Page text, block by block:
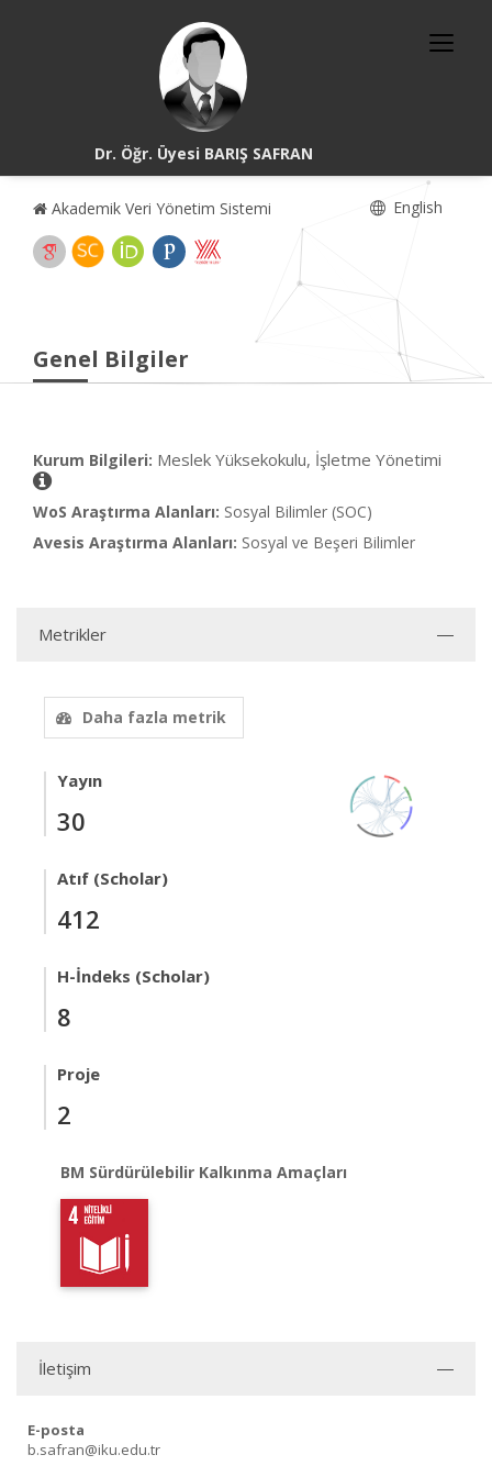
Dr. Öğr. Üyesi BARIŞ SAFRAN
Akademik Veri Yönetim Sistemi English
Genel Bilgiler
Kurum Bilgileri: Meslek Yüksekokulu, İşletme Yönetimi
WoS Araştırma Alanları: Sosyal Bilimler (SOC)
Avesis Araştırma Alanları: Sosyal ve Beşeri Bilimler
Metrikler
Daha fazla metrik
Yayın
30
Atıf (Scholar)
412
H-İndeks (Scholar)
8
Proje
2
BM Sürdürülebilir Kalkınma Amaçları
İletişim
E-posta
b.safran@iku.edu.tr